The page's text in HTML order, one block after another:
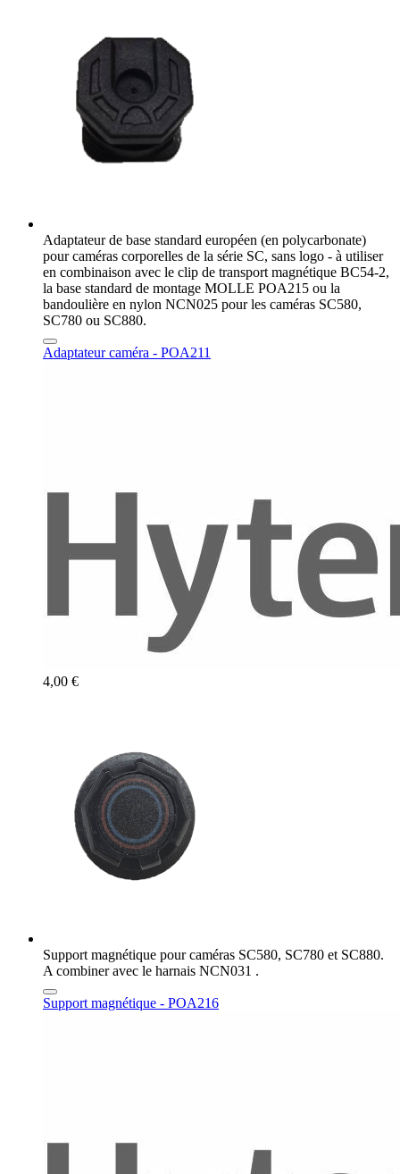
Adaptateur de base standard européen (en polycarbonate)
pour caméras corporelles de la série SC, sans logo - à utiliser
en combinaison avec le clip de transport magnétique BC54-2,
la base standard de montage MOLLE POA215 ou la
bandoulière en nylon NCN025 pour les caméras SC580,
SC780 ou SC880.
Adaptateur caméra - POA211
4,00 €
Support magnétique pour caméras SC580, SC780 et SC880.
A combiner avec le harnais NCN031 .
Support magnétique - POA216